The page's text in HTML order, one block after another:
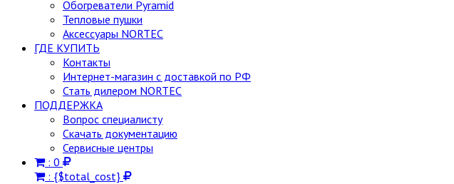
Обогреватели Pyramid
Тепловые пушки
Аксессуары NORTEC
ГДЕ КУПИТЬ
Контакты
Интернет-магазин с доставкой по РФ
Стать дилером NORTEC
ПОДДЕРЖКА
Вопрос специалисту
Скачать документацию
Сервисные центры
: 0
: {$total_cost}